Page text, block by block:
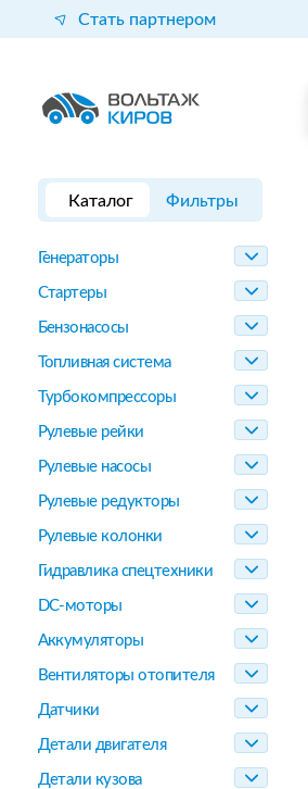
Стать партнером
Каталог Фильтры
Генераторы
Стартеры
Бензонасосы
Топливная система
Турбокомпрессоры
Рулевые рейки
Рулевые насосы
Рулевые редукторы
Рулевые колонки
Гидравлика спецтехники
DC-моторы
Аккумуляторы
Вентиляторы отопителя
Датчики
Детали двигателя
Детали кузова